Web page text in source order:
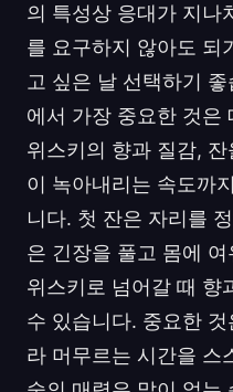
의 특성상 응대가 지나
를 요구하지 않아도 되
고 싶은 날 선택하기
에서 가장 중요한 것은
위스키의 향과 질감,
이 녹아내리는 속도까
니다. 첫 잔은 자리를
은 긴장을 풀고 몸에
위스키로 넘어갈 때 향
수 있습니다. 중요한
라 머무르는 시간을 스